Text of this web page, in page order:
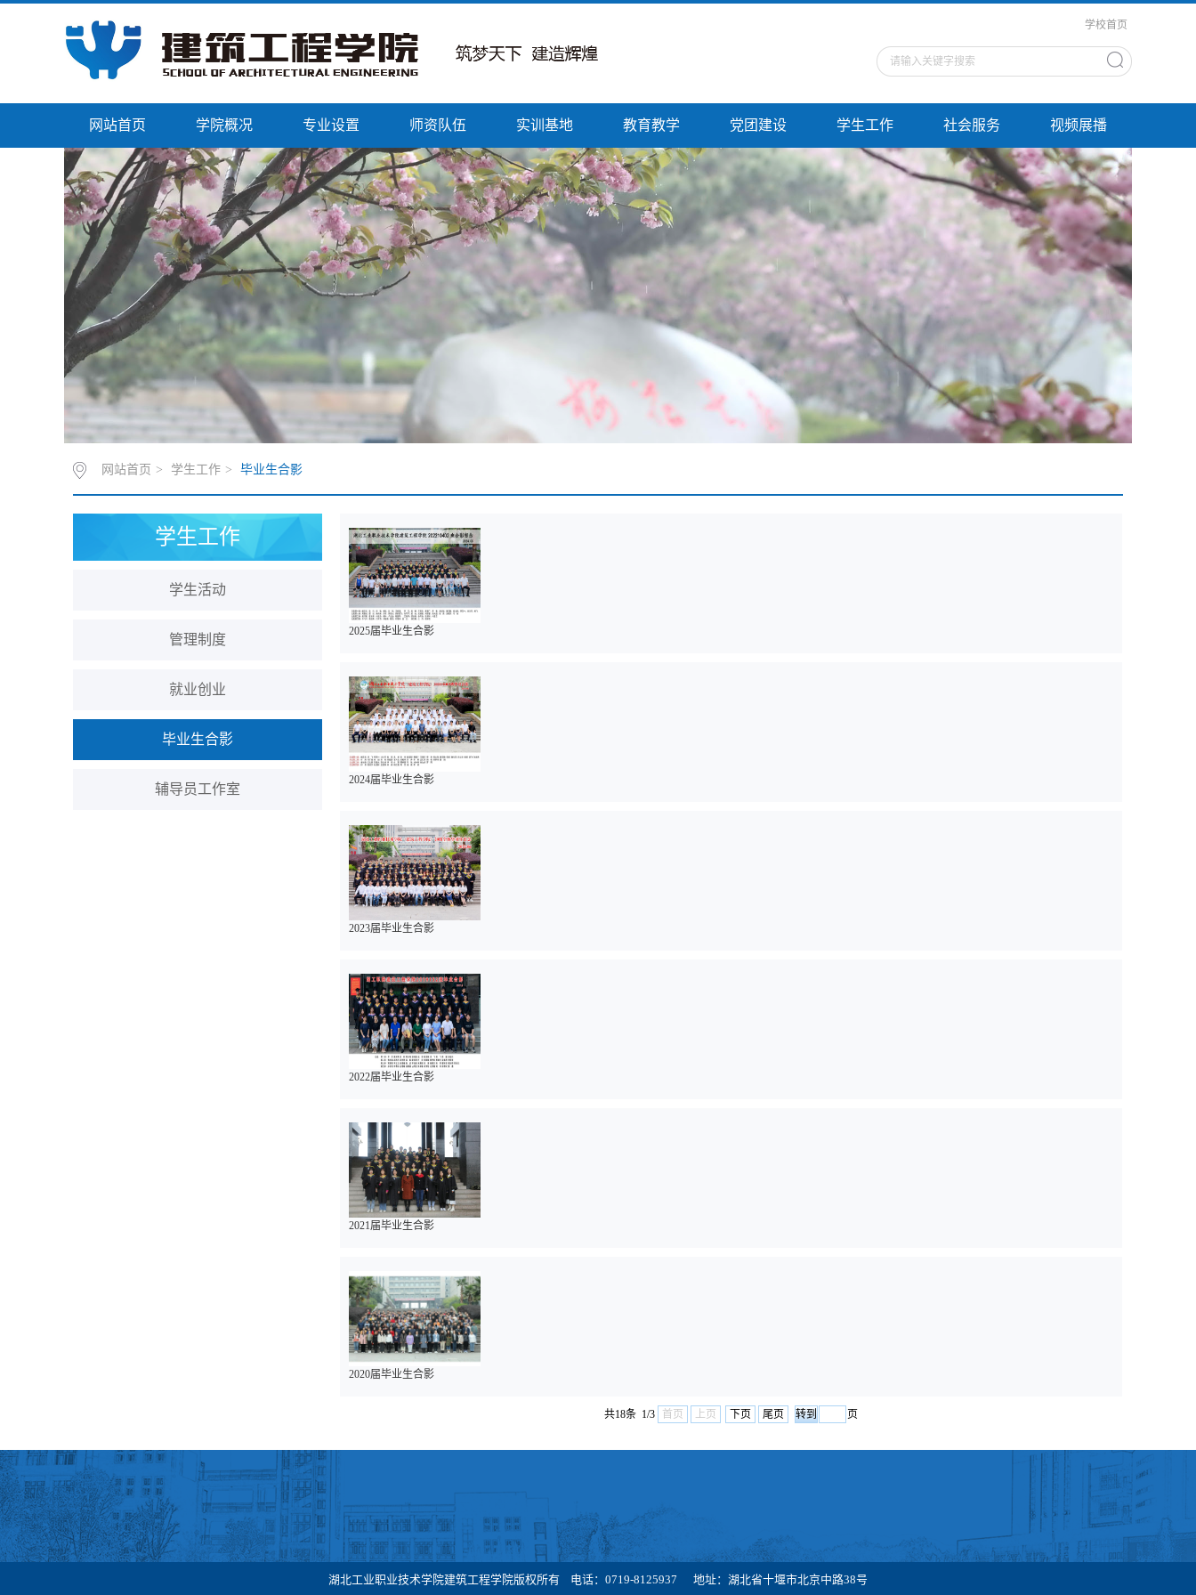
学校首页
网站首页 学院概况 专业设置 师资队伍 实训基地 教育教学 党团建设 学生工作 社会服务 视频展播
网站首页 > 学生工作 > 毕业生合影
学生工作
学生活动
管理制度
就业创业
毕业生合影
辅导员工作室
2025届毕业生合影
2024届毕业生合影
2023届毕业生合影
2022届毕业生合影
2021届毕业生合影
2020届毕业生合影
共18条 1/3 首页 上页 下页 尾页 页
湖北工业职业技术学院建筑工程学院版权所有 电话：0719-8125937 地址：湖北省十堰市北京中路38号